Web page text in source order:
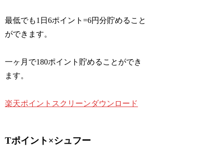
最低でも1日6ポイント=6円分貯めること
ができます。
一ヶ月で180ポイント貯めることができ
ます。
楽天ポイントスクリーンダウンロード
Tポイント×シュフー